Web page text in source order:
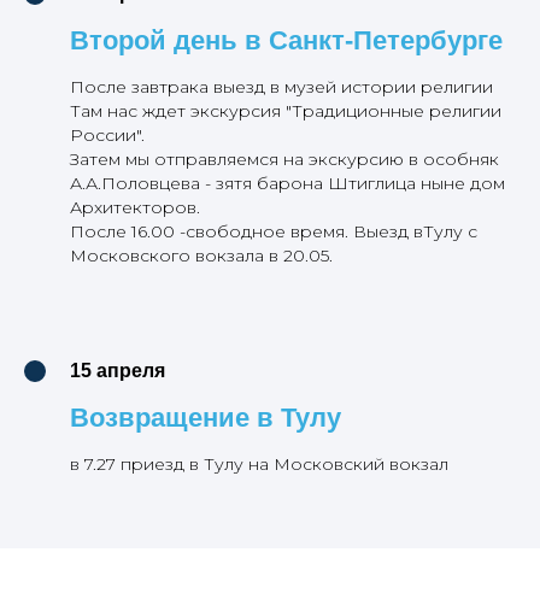
Второй день в Санкт-Петербурге
После завтрака выезд в музей истории религии
Там нас ждет экскурсия "Традиционные религии
России".
Затем мы отправляемся на экскурсию в особняк
А.А.Половцева - зятя барона Штиглица ныне дом
Архитекторов.
После 16.00 -свободное время. Выезд вТулу с
Московского вокзала в 20.05.
15 апреля
Возвращение в Тулу
в 7.27 приезд в Тулу на Московский вокзал